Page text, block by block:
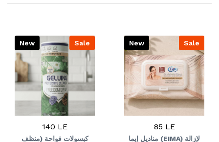
Sale
New
140 LE
كبسولات فواحة (منظف
Sale
New
85 LE
مناديل إيما (EIMA) لإزالة